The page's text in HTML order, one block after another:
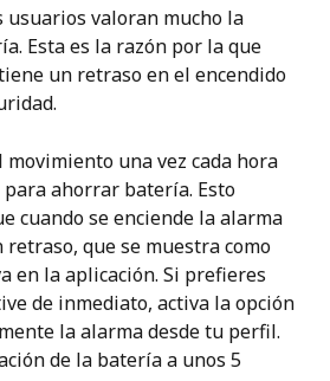
usuarios valoran mucho la
Esta es la razón por la que
un retraso en el encendido
una vez cada hora
para ahorrar batería. Esto
cuando se enciende la alarma
que se muestra como
en la aplicación. Si prefieres
de inmediato, activa la opción
la alarma desde tu perfil.
de la batería a unos 5